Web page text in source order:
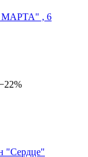
МАРТА" , 6